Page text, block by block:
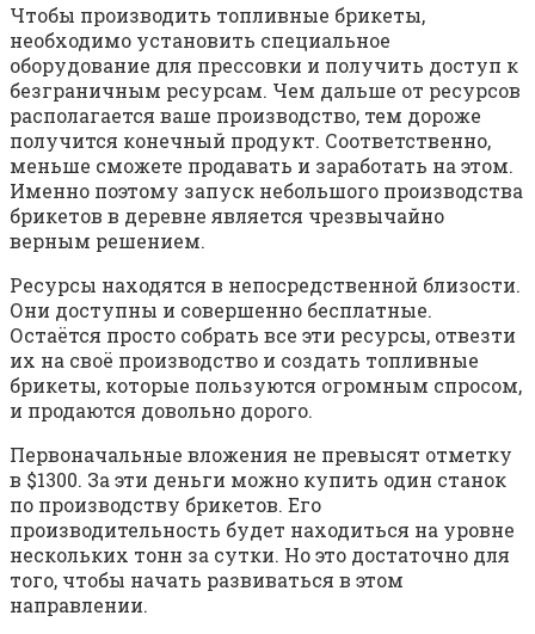
Чтобы производить топливные брикеты,
необходимо установить специальное
оборудование для прессовки и получить доступ к
безграничным ресурсам. Чем дальше от ресурсов
располагается ваше производство, тем дороже
получится конечный продукт. Соответственно,
меньше сможете продавать и заработать на этом.
Именно поэтому запуск небольшого производства
брикетов в деревне является чрезвычайно
верным решением.
Ресурсы находятся в непосредственной близости.
Они доступны и совершенно бесплатные.
Остаётся просто собрать все эти ресурсы, отвезти
их на своё производство и создать топливные
брикеты, которые пользуются огромным спросом,
и продаются довольно дорого.
Первоначальные вложения не превысят отметку
в $1300. За эти деньги можно купить один станок
по производству брикетов. Его
производительность будет находиться на уровне
нескольких тонн за сутки. Но это достаточно для
того, чтобы начать развиваться в этом
направлении.